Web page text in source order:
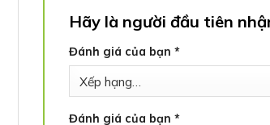
Hãy là người đầu tiên
Đánh giá của bạn *
Đánh giá của bạn *